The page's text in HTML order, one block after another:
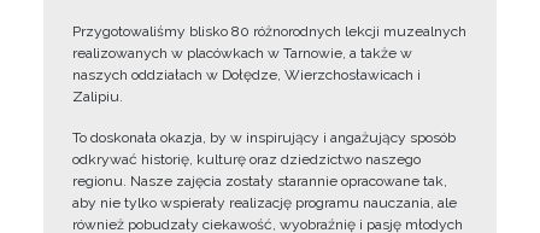
Przygotowaliśmy blisko 80 różnorodnych lekcji muzealnych
realizowanych w placówkach w Tarnowie, a także w
naszych oddziałach w Dołędze, Wierzchosławicach i
Zalipiu.
To doskonała okazja, by w inspirujący i angażujący sposób
odkrywać historię, kulturę oraz dziedzictwo naszego
regionu. Nasze zajęcia zostały starannie opracowane tak,
aby nie tylko wspierały realizację programu nauczania, ale
również pobudzały ciekawość, wyobraźnię i pasję młodych